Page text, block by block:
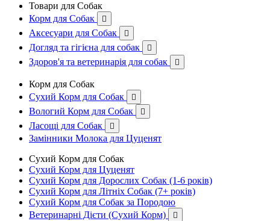
Товари для Собак
Корм для Собак

Аксесуари для Собак 
Догляд та гігієна для собак 
Здоров'я та ветеринарія для собак 
Корм для Собак
Сухий Корм для Собак

Вологий Корм для Собак 
Ласощі для Собак 
Замінники Молока для Цуценят
Сухий Корм для Собак
Сухий Корм для Цуценят
Сухий Корм для Дорослих Собак (1-6 років)
Сухий Корм для Літніх Собак (7+ років)
Сухий Корм для Собак за Породою
Ветеринарні Дієти (Сухий Корм)
